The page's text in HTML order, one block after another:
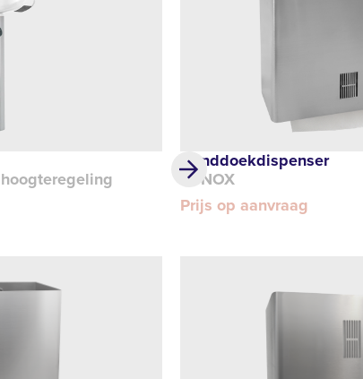
hoogteregeling
Handdoekdispenser
SYNOX
Prijs op aanvraag